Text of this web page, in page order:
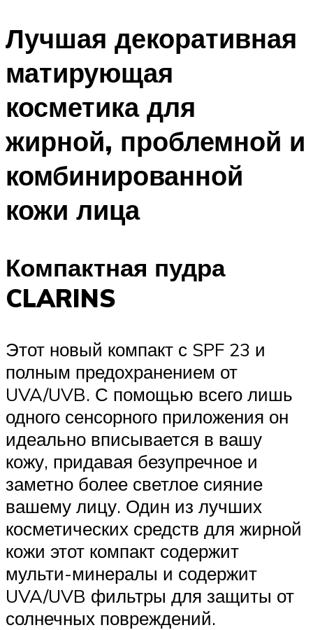
Лучшая декоративная
матирующая
косметика для
жирной, проблемной и
комбинированной
кожи лица
Компактная пудра
CLARINS
Этот новый компакт с SPF 23 и
полным предохранением от
UVA/UVB. С помощью всего лишь
одного сенсорного приложения он
идеально вписывается в вашу
кожу, придавая безупречное и
заметно более светлое сияние
вашему лицу. Один из лучших
косметических средств для жирной
кожи этот компакт содержит
мульти-минералы и содержит
UVA/UVB фильтры для защиты от
солнечных повреждений.